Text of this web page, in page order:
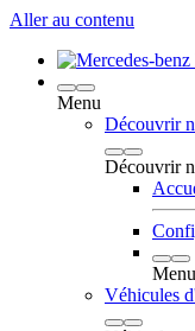
Aller au contenu
Menu
Découvrir
Découvrir
Menu
Véhicules